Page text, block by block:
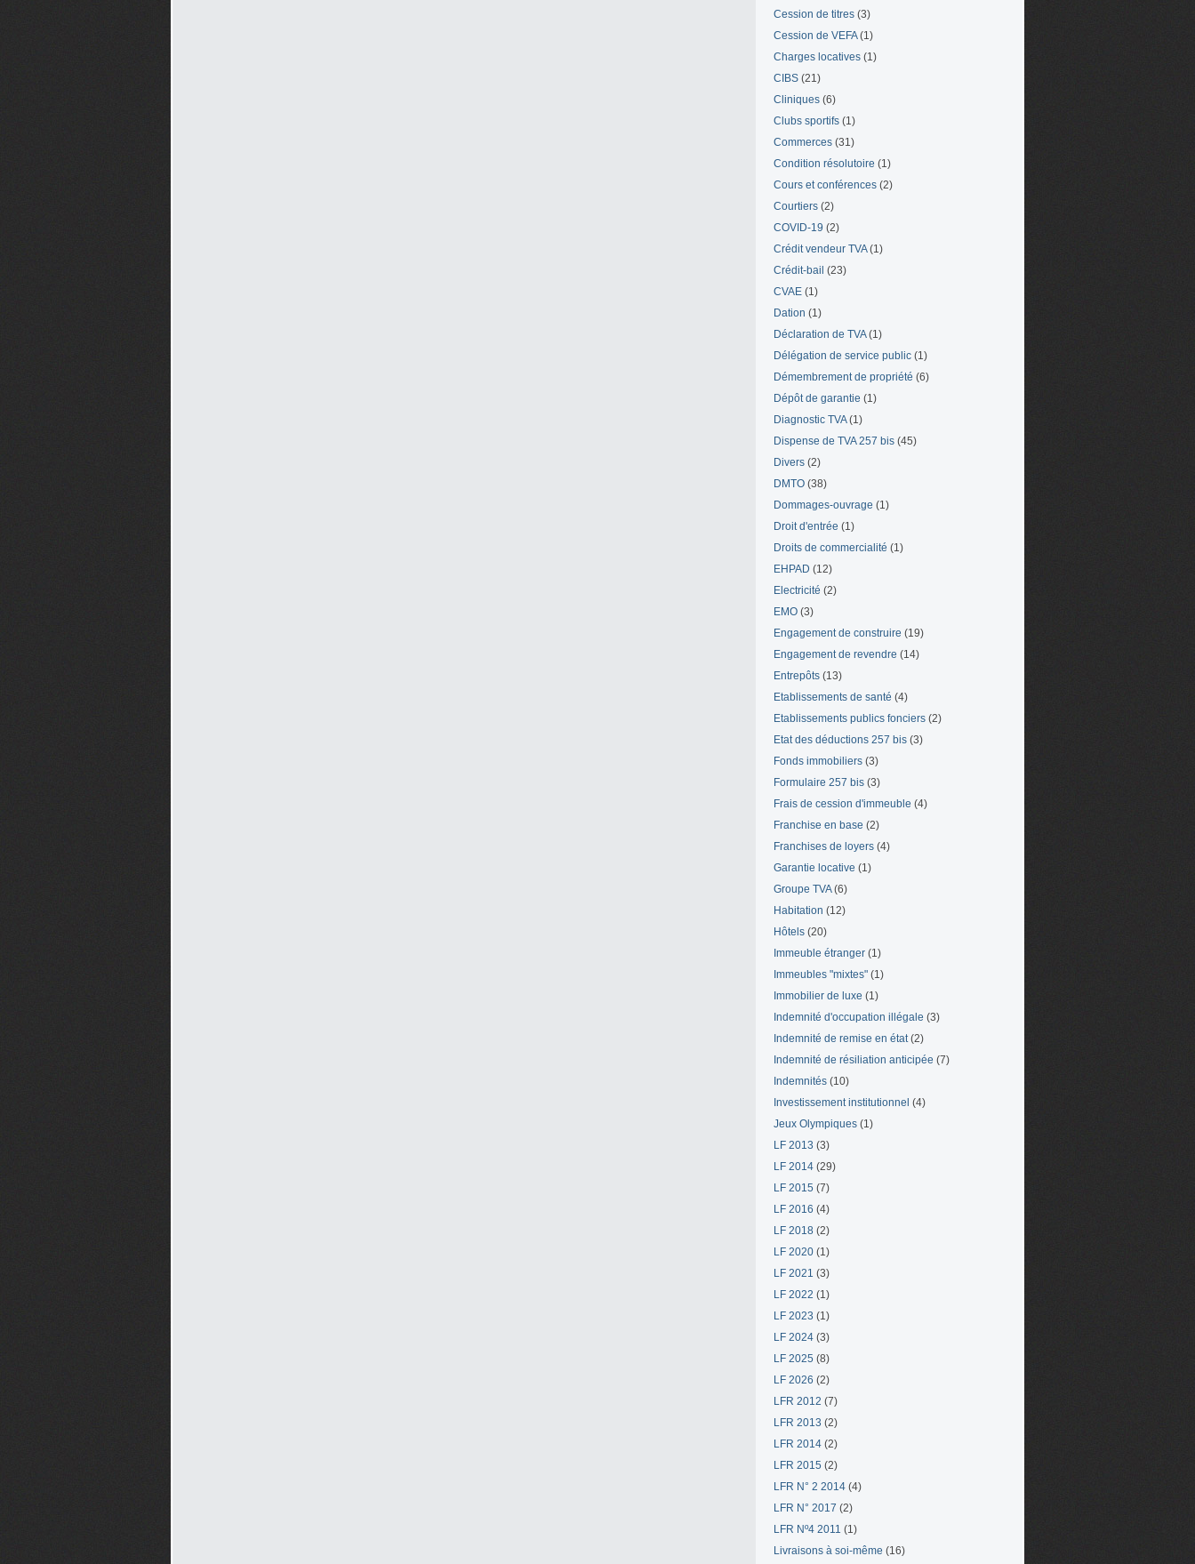
Cession de titres (3)
Cession de VEFA(1)
Charges locatives (1)
CIBS (21)
Cliniques (6)
Clubs sportifs (1)
Commerces (31)
Condition résolutoire (1)
Cours et conférences (2)
Courtiers (2)
COVID-19 (2)
Crédit vendeur TVA(1)
Crédit-bail (23)
CVAE (1)
Dation (1)
Déclaration de TVA(1)
Délégation de service public (1)
Démembrement de propriété (6)
Dépôt de garantie (1)
Diagnostic TVA(1)
Dispense de TVA 257 bis (45)
Divers (2)
DMTO (38)
Dommages-ouvrage (1)
Droit d'entrée (1)
Droits de commercialité (1)
EHPAD (12)
Electricité (2)
EMO (3)
Engagement de construire (19)
Engagement de revendre (14)
Entrepôts (13)
Etablissements de santé (4)
Etablissements publics fonciers (2)
Etat des déductions 257 bis (3)
Fonds immobiliers (3)
Formulaire 257 bis (3)
Frais de cession d'immeuble (4)
Franchise en base (2)
Franchises de loyers (4)
Garantie locative (1)
Groupe TVA(6)
Habitation (12)
Hôtels (20)
Immeuble étranger (1)
Immeubles "mixtes" (1)
Immobilier de luxe (1)
Indemnité d'occupation illégale (3)
Indemnité de remise en état(2)
Indemnité de résiliation anticipée (7)
Indemnités (10)
Investissement institutionnel (4)
Jeux Olympiques (1)
LF 2013 (3)
LF 2014 (29)
LF 2015 (7)
LF 2016 (4)
LF 2018 (2)
LF 2020 (1)
LF 2021 (3)
LF 2022 (1)
LF 2023 (1)
LF 2024 (3)
LF 2025 (8)
LF 2026 (2)
LFR 2012 (7)
LFR 2013 (2)
LFR 2014 (2)
LFR 2015 (2)
LFR N° 2 2014 (4)
LFR N° 2017 (2)
LFR Nº4 2011 (1)
Livraisons à soi-même (16)